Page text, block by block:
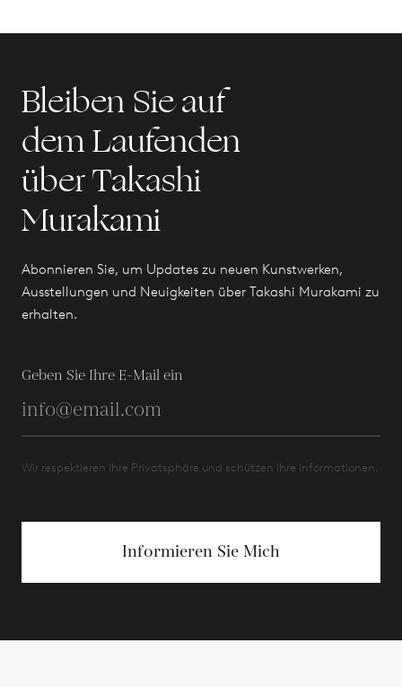
Bleiben Sie auf
dem Laufenden
über Takashi
Murakami
Abonnieren Sie, um Updates zu neuen Kunstwerken,
Ausstellungen und Neuigkeiten über Takashi Murakami zu
erhalten.
Geben Sie Ihre E-Mail ein
Wir respektieren Ihre Privatsphäre und schützen Ihre Informationen.
Informieren Sie Mich